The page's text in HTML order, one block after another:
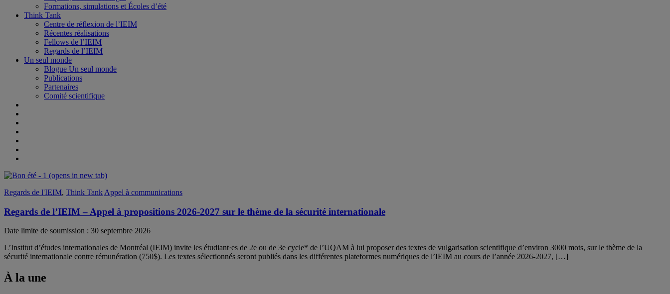
Formations, simulations et Écoles d’été
Think Tank
Centre de réflexion de l’IEIM
Récentes réalisations
Fellows de l’IEIM
Regards de l’IEIM
Un seul monde
Blogue Un seul monde
Publications
Partenaires
Comité scientifique
(opens in new tab)
Regards de l'IEIM, Think Tank Appel à communications
Regards de l’IEIM – Appel à propositions 2026-2027 sur le thème de la sécurité internationale
Date limite de soumission : 30 septembre 2026
L’Institut d’études internationales de Montréal (IEIM) invite les étudiant·es de 2e ou de 3e cycle* de l’UQAM à lui proposer des textes de vulgarisation scientifique d’environ 3000 mots, sur le thème de la
sécurité internationale contre rémunération (750$). Les textes sélectionnés seront publiés dans les différentes plateformes numériques de l’IEIM au cours de l’année 2026-2027, […]
À la une